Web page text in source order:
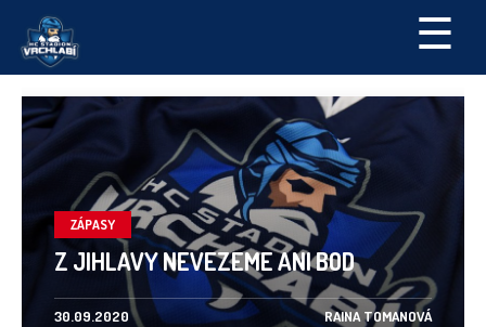
☰
ZÁPASY
Z JIHLAVY NEVEZEME ANI BOD
30.09.2020 RAINA TOMANOVÁ